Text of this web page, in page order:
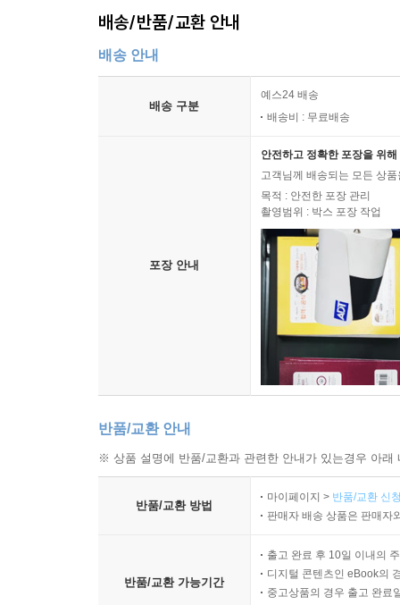
배송/반품/교환 안내
배송 안내
배송 구분
예스24 배송
배송비 : 무료배송
포장 안내
안전하고 정확한 포장을 위
고객님께 배송되는 모든 상
목적 : 안전한 포장 관리
촬영범위 : 박스 포장 작업
반품/교환 안내
※ 상품 설명에 반품/교환과 관련한 안내가 있는경우 아
반품/교환 방법
마이페이지 > 반품/교환 신
판매자 배송 상품은 판매자
반품/교환 가능기간
출고 완료 후 10일 이내의
디지털 콘텐츠인 eBook의
중고상품의 경우 출고 완료